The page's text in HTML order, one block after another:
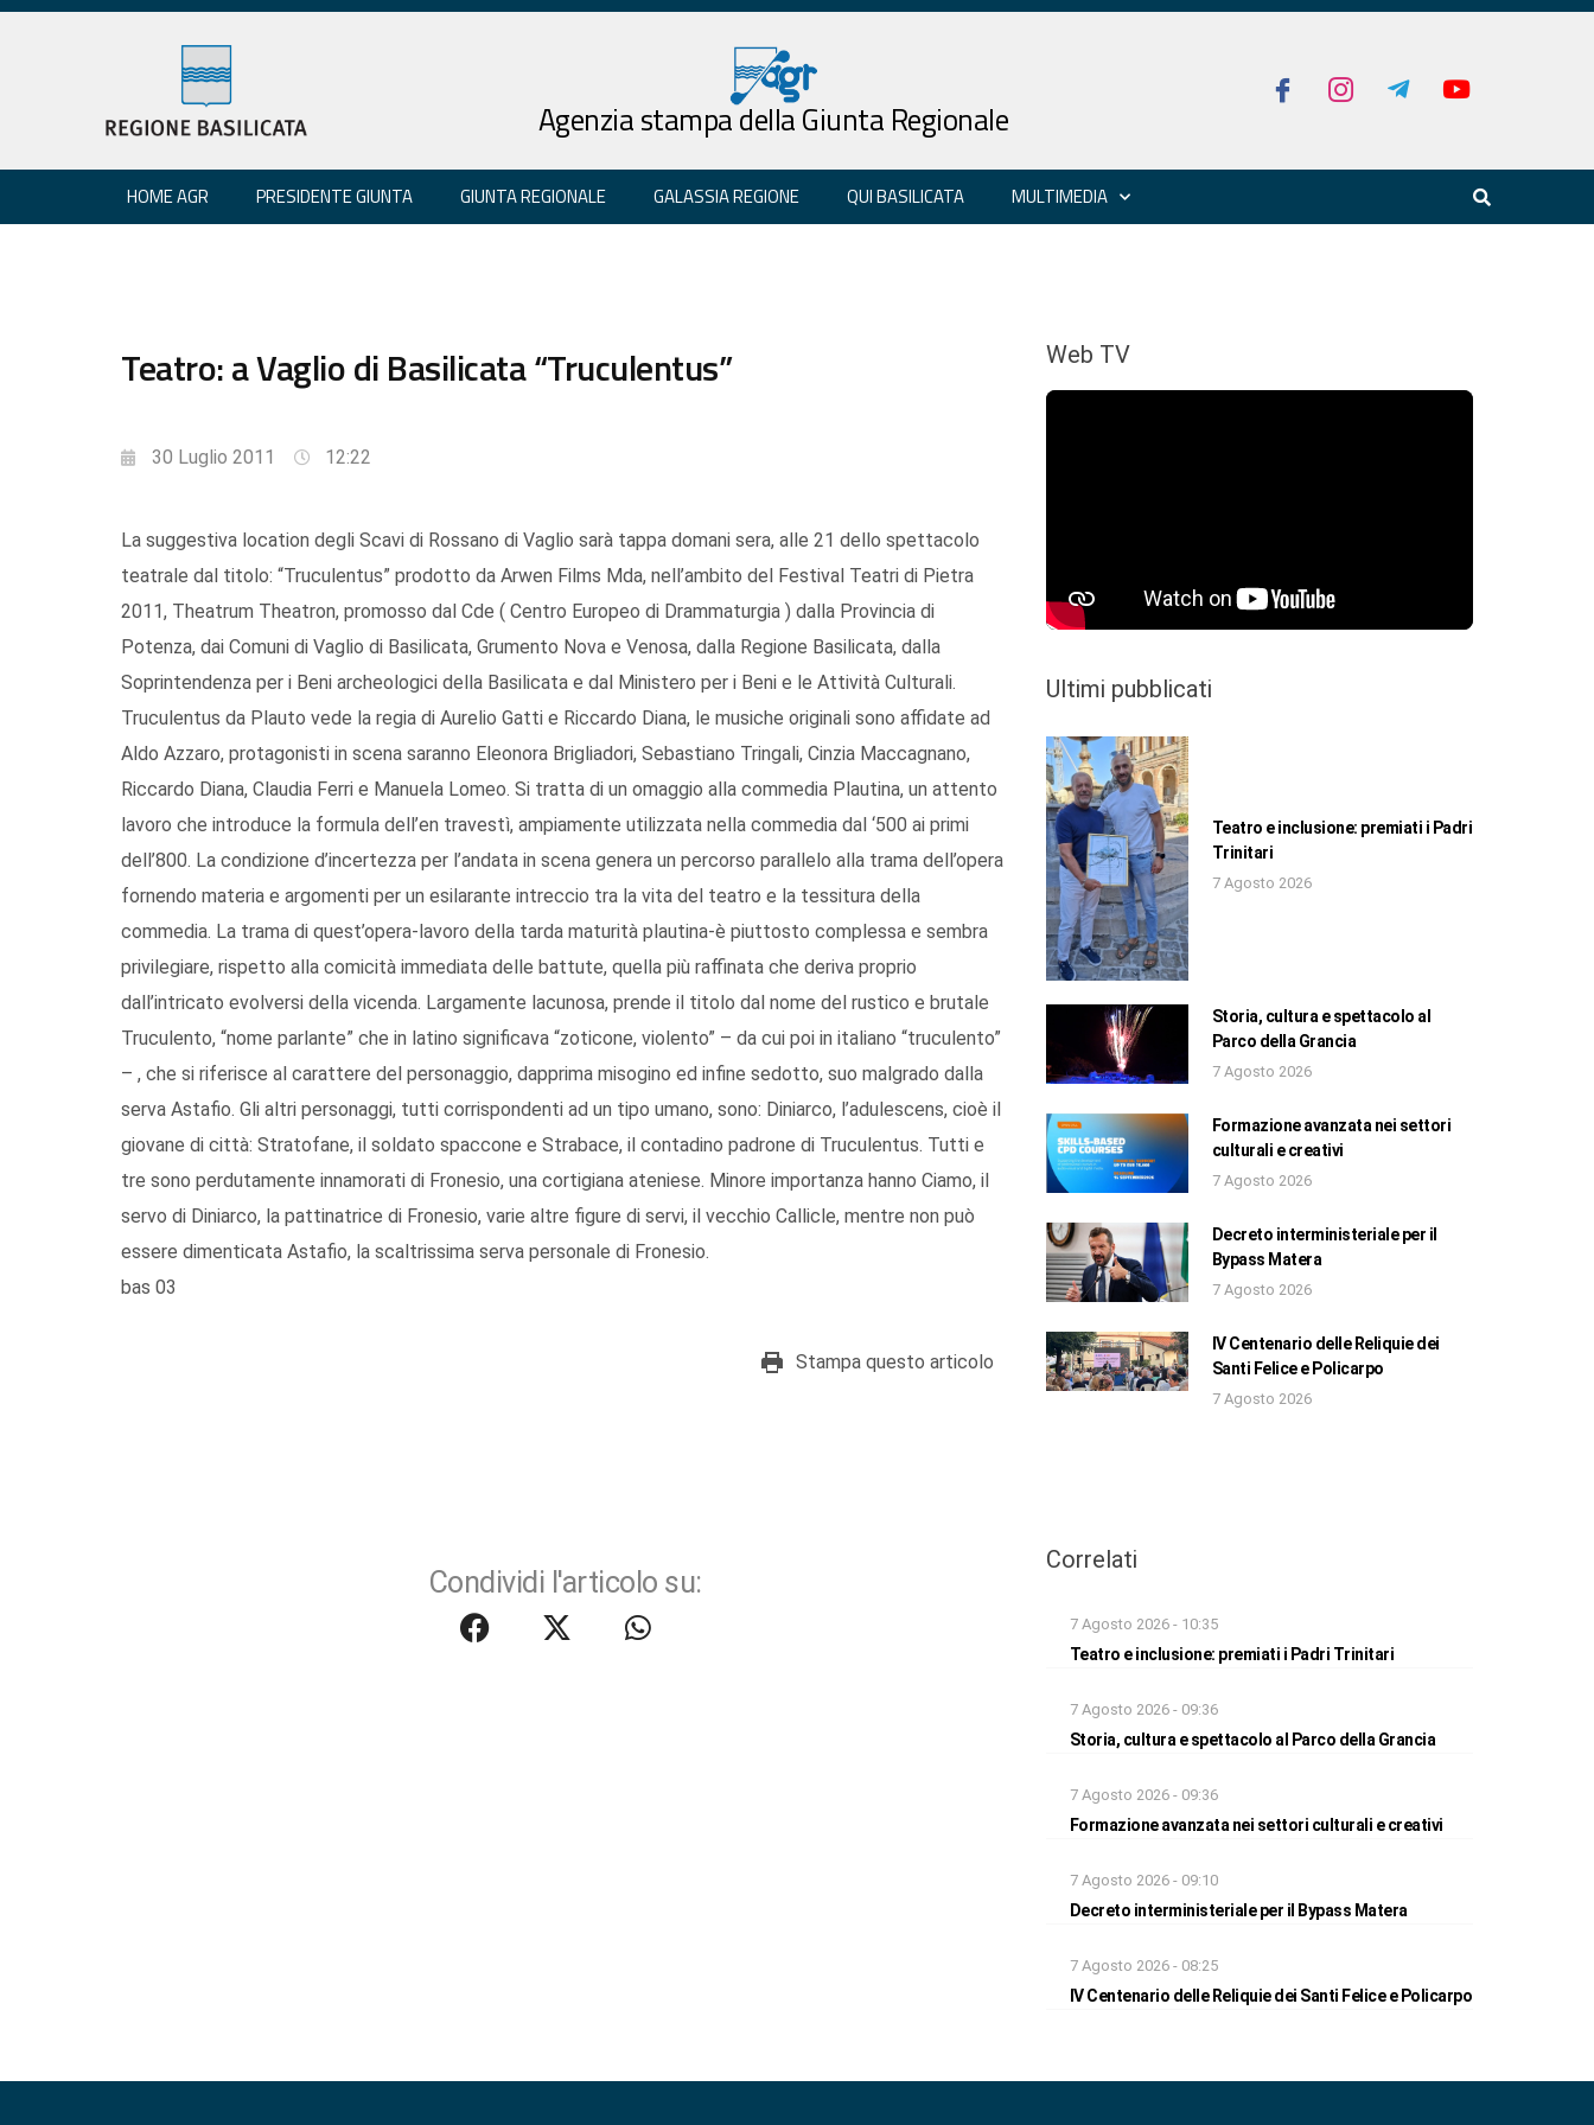
Agenzia stampa della Giunta Regionale
HOME AGR PRESIDENTE GIUNTA GIUNTA REGIONALE GALASSIA REGIONE QUI BASILICATA MULTIMEDIA
Teatro: a Vaglio di Basilicata “Truculentus”
30 Luglio 2011 12:22
La suggestiva location degli Scavi di Rossano di Vaglio sarà tappa domani sera, alle 21 dello spettacolo
teatrale dal titolo: “Truculentus” prodotto da Arwen Films Mda, nell’ambito del Festival Teatri di Pietra
2011, Theatrum Theatron, promosso dal Cde ( Centro Europeo di Drammaturgia ) dalla Provincia di
Potenza, dai Comuni di Vaglio di Basilicata, Grumento Nova e Venosa, dalla Regione Basilicata, dalla
Soprintendenza per i Beni archeologici della Basilicata e dal Ministero per i Beni e le Attività Culturali.
Truculentus da Plauto vede la regia di Aurelio Gatti e Riccardo Diana, le musiche originali sono affidate ad
Aldo Azzaro, protagonisti in scena saranno Eleonora Brigliadori, Sebastiano Tringali, Cinzia Maccagnano,
Riccardo Diana, Claudia Ferri e Manuela Lomeo. Si tratta di un omaggio alla commedia Plautina, un attento
lavoro che introduce la formula dell’en travestì, ampiamente utilizzata nella commedia dal ‘500 ai primi
dell’800. La condizione d’incertezza per l’andata in scena genera un percorso parallelo alla trama dell’opera
fornendo materia e argomenti per un esilarante intreccio tra la vita del teatro e la tessitura della
commedia. La trama di quest’opera-lavoro della tarda maturità plautina-è piuttosto complessa e sembra
privilegiare, rispetto alla comicità immediata delle battute, quella più raffinata che deriva proprio
dall’intricato evolversi della vicenda. Largamente lacunosa, prende il titolo dal nome del rustico e brutale
Truculento, “nome parlante” che in latino significava “zoticone, violento” – da cui poi in italiano “truculento”
– , che si riferisce al carattere del personaggio, dapprima misogino ed infine sedotto, suo malgrado dalla
serva Astafio. Gli altri personaggi, tutti corrispondenti ad un tipo umano, sono: Diniarco, l’adulescens, cioè il
giovane di città: Stratofane, il soldato spaccone e Strabace, il contadino padrone di Truculentus. Tutti e
tre sono perdutamente innamorati di Fronesio, una cortigiana ateniese. Minore importanza hanno Ciamo, il
servo di Diniarco, la pattinatrice di Fronesio, varie altre figure di servi, il vecchio Callicle, mentre non può
essere dimenticata Astafio, la scaltrissima serva personale di Fronesio.
bas 03
Stampa questo articolo
Condividi l'articolo su:
Web TV
Ultimi pubblicati
Teatro e inclusione: premiati i Padri
Trinitari
7 Agosto 2026
Storia, cultura e spettacolo al
Parco della Grancia
7 Agosto 2026
Formazione avanzata nei settori
culturali e creativi
7 Agosto 2026
Decreto interministeriale per il
Bypass Matera
7 Agosto 2026
IV Centenario delle Reliquie dei
Santi Felice e Policarpo
7 Agosto 2026
Correlati
7 Agosto 2026 - 10:35
Teatro e inclusione: premiati i Padri Trinitari
7 Agosto 2026 - 09:36
Storia, cultura e spettacolo al Parco della Grancia
7 Agosto 2026 - 09:36
Formazione avanzata nei settori culturali e creativi
7 Agosto 2026 - 09:10
Decreto interministeriale per il Bypass Matera
7 Agosto 2026 - 08:25
IV Centenario delle Reliquie dei Santi Felice e Policarpo